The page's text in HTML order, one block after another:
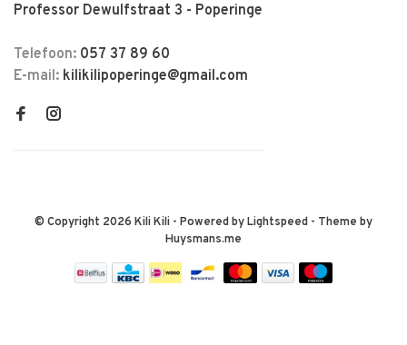
Professor Dewulfstraat 3 - Poperinge
Telefoon: 057 37 89 60
E-mail: kilikilipoperinge@gmail.com
© Copyright 2026 Kili Kili - Powered byLightspeed - Theme by
Huysmans.me